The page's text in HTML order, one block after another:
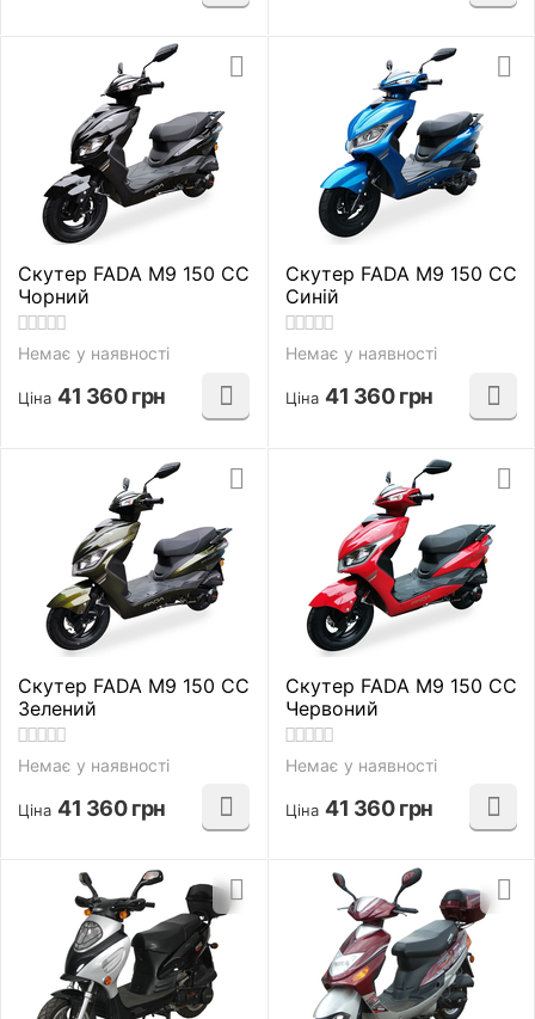
Скутер FADA M9 150 CC
Чорний
Немає у наявності
Ціна 41 360 грн
Скутер FADA M9 150 CC
Синій
Немає у наявності
Ціна 41 360 грн
Скутер FADA M9 150 CC
Зелений
Немає у наявності
Ціна 41 360 грн
Скутер FADA M9 150 CC
Червоний
Немає у наявності
Ціна 41 360 грн